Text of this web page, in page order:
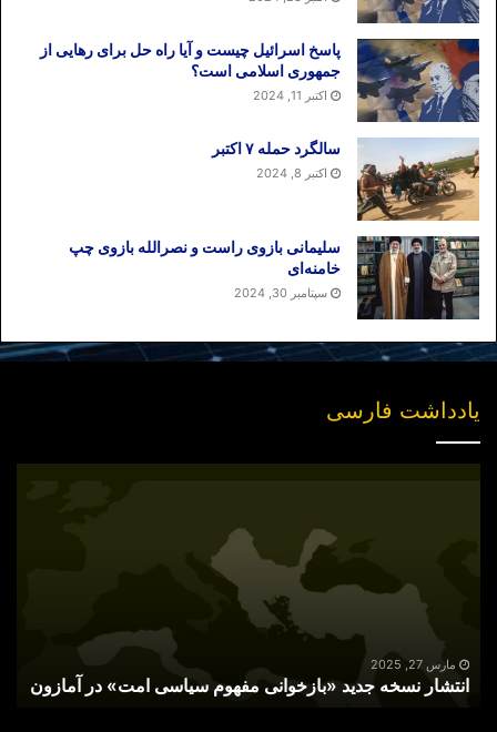
پاسخ اسرائیل چیست و آیا راه حل برای رهایی از
جمهوری اسلامی است؟
اکتبر 11, 2024
سالگرد حمله ۷ اکتبر
اکتبر 8, 2024
سلیمانی بازوی راست و نصرالله بازوی چپ
خامنه‌ای
سپتامبر 30, 2024
یادداشت فارسی
آمازونمارس 27, 2025
انتشار نسخه جدید «بازخوانی مفهوم سیاسی امت» در آمازون